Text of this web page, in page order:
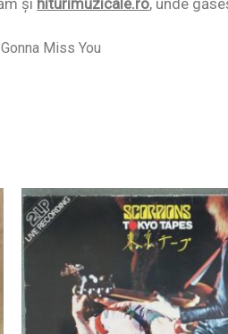
și hiturimuzicale.ro, unde
Miss You